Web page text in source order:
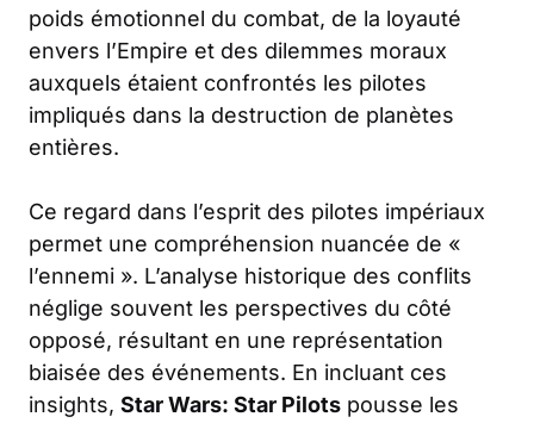
poids émotionnel du combat, de la loyauté
envers l’Empire et des dilemmes moraux
auxquels étaient confrontés les pilotes
impliqués dans la destruction de planètes
entières.
Ce regard dans l’esprit des pilotes impériaux
permet une compréhension nuancée de «
l’ennemi ». L’analyse historique des conflits
néglige souvent les perspectives du côté
opposé, résultant en une représentation
biaisée des événements. En incluant ces
insights, Star Wars: Star Pilots pousse les